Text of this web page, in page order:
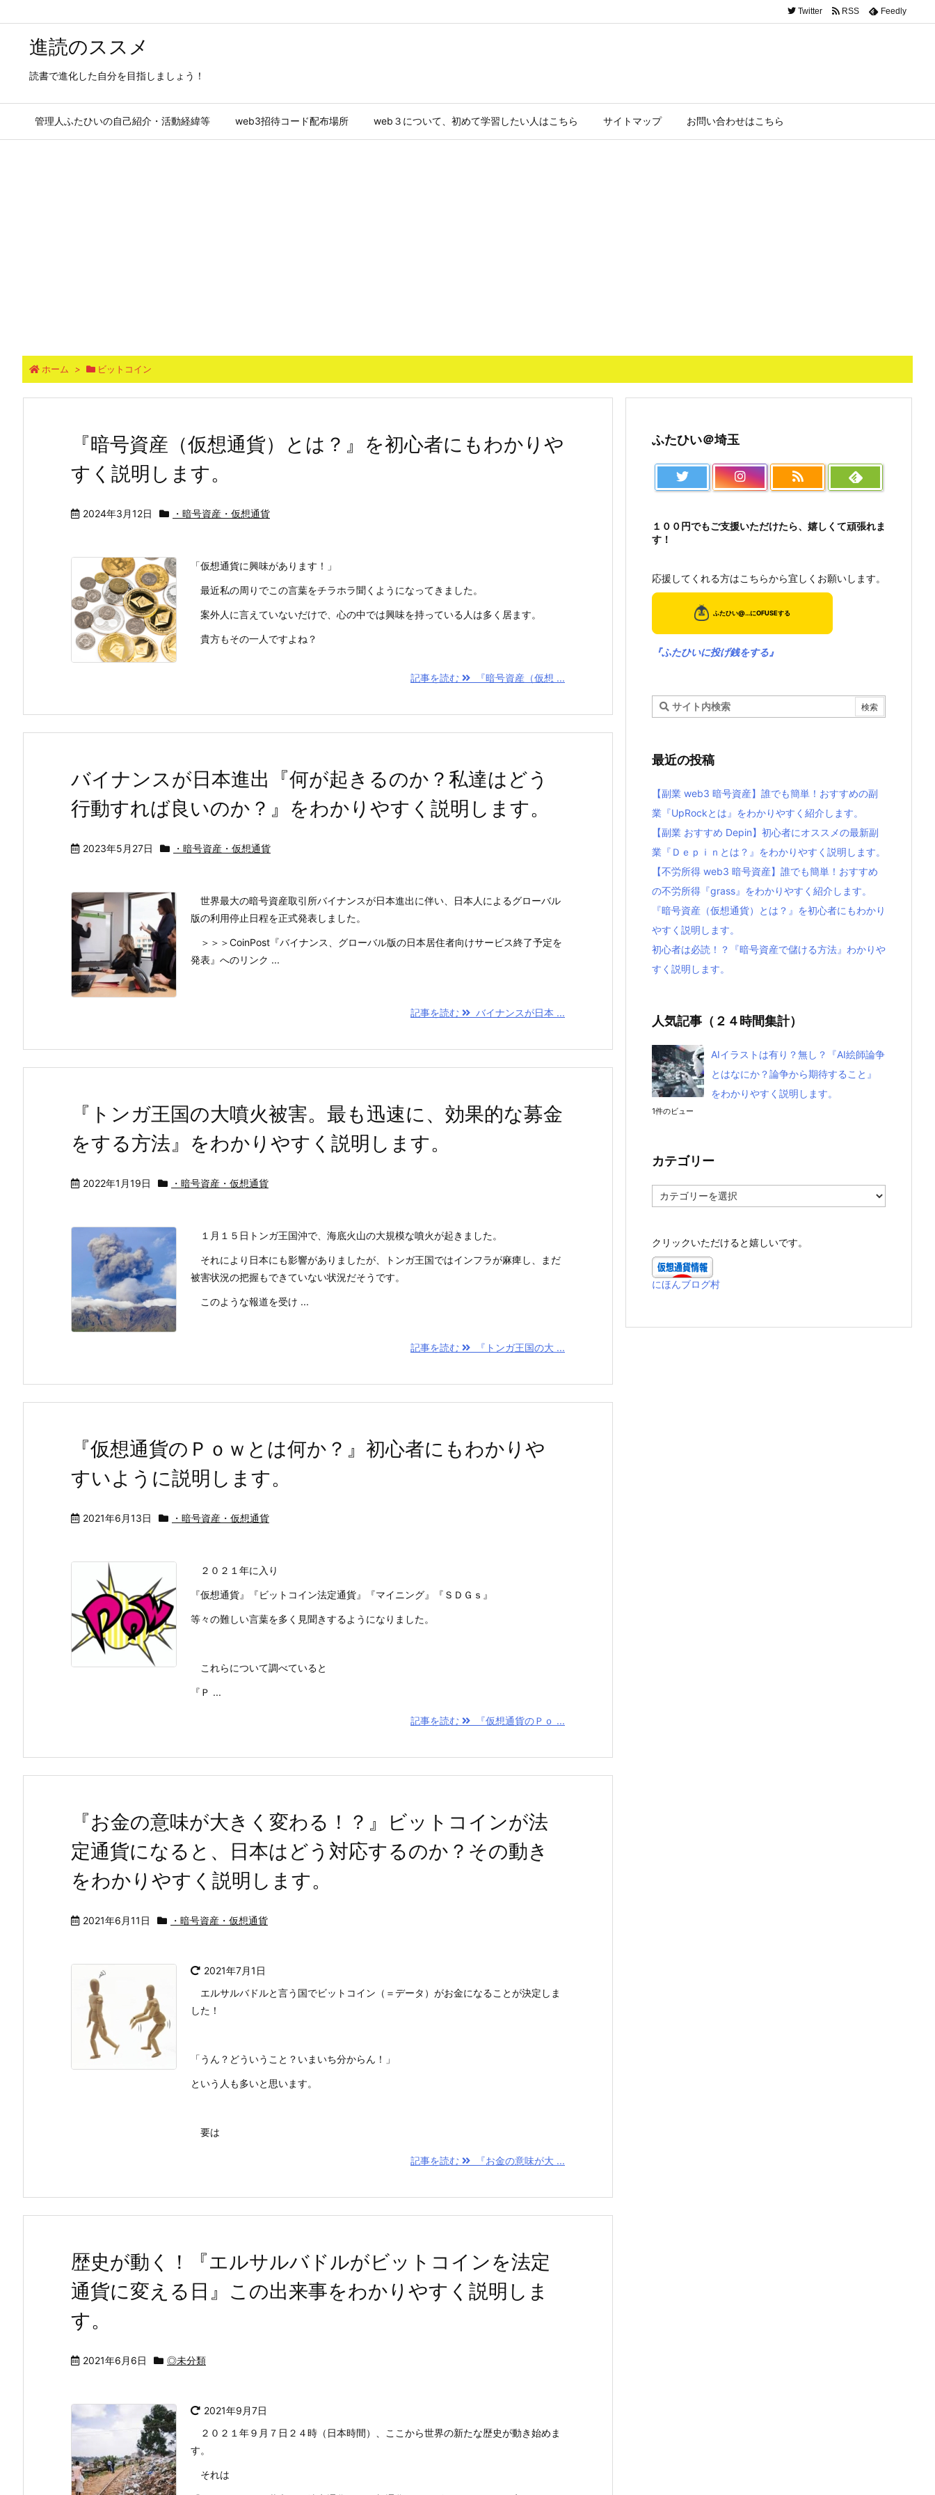
進読のススメ
読書で進化した自分を目指しましょう！
管理人ふたひいの自己紹介・活動経緯等 web3招待コード配布場所 web３について、初めて学習したい人はこちら サイトマップ お問い合わせはこちら
Twitter RSS Feedly
ホーム > ビットコイン
『暗号資産（仮想通貨）とは？』を初心者にもわかりや
すく説明します。
2024年3月12日 ・暗号資産・仮想通貨
「仮想通貨に興味があります！」
最近私の周りでこの言葉をチラホラ聞くようになってきました。
案外人に言えていないだけで、心の中では興味を持っている人は多く居ます。
貴方もその一人ですよね？
記事を読む 『暗号資産（仮想 ...
バイナンスが日本進出『何が起きるのか？私達はどう
行動すれば良いのか？』をわかりやすく説明します。
2023年5月27日 ・暗号資産・仮想通貨
世界最大の暗号資産取引所バイナンスが日本進出に伴い、日本人によるグローバル
版の利用停止日程を正式発表しました。
＞＞＞CoinPost『バイナンス、グローバル版の日本居住者向けサービス終了予定を
発表』へのリンク ...
記事を読む バイナンスが日本 ...
『トンガ王国の大噴火被害。最も迅速に、効果的な募金
をする方法』をわかりやすく説明します。
2022年1月19日 ・暗号資産・仮想通貨
１月１５日トンガ王国沖で、海底火山の大規模な噴火が起きました。
それにより日本にも影響がありましたが、トンガ王国ではインフラが麻痺し、まだ
被害状況の把握もできていない状況だそうです。
このような報道を受け ...
記事を読む 『トンガ王国の大 ...
『仮想通貨のＰｏｗとは何か？』初心者にもわかりや
すいように説明します。
2021年6月13日 ・暗号資産・仮想通貨
２０２１年に入り
『仮想通貨』『ビットコイン法定通貨』『マイニング』『ＳＤＧｓ』
等々の難しい言葉を多く見聞きするようになりました。
これらについて調べていると
『Ｐ ...
記事を読む 『仮想通貨のＰｏ ...
『お金の意味が大きく変わる！？』ビットコインが法
定通貨になると、日本はどう対応するのか？その動き
をわかりやすく説明します。
2021年6月11日 ・暗号資産・仮想通貨
2021年7月1日
エルサルバドルと言う国でビットコイン（＝データ）がお金になることが決定しま
した！
「うん？どういうこと？いまいち分からん！」
という人も多いと思います。
要は
記事を読む 『お金の意味が大 ...
歴史が動く！『エルサルバドルがビットコインを法定
通貨に変える日』この出来事をわかりやすく説明しま
す。
2021年6月6日 ◎未分類
2021年9月7日
２０２１年９月７日２４時（日本時間）、ここから世界の新たな歴史が動き始めま
す。
それは
ふたひい＠埼玉
１００円でもご支援いただけたら、嬉しくて頑張れま
す！
応援してくれる方はこちらから宜しくお願いします。
『ふたひいに投げ銭をする』
最近の投稿
【副業 web3 暗号資産】誰でも簡単！おすすめの副
業『UpRockとは』をわかりやすく紹介します。
【副業 おすすめ Depin】初心者にオススメの最新副
業『Ｄｅｐｉｎとは？』をわかりやすく説明します。
【不労所得 web3 暗号資産】誰でも簡単！おすすめ
の不労所得『grass』をわかりやすく紹介します。
『暗号資産（仮想通貨）とは？』を初心者にもわかり
やすく説明します。
初心者は必読！？『暗号資産で儲ける方法』わかりや
すく説明します。
人気記事（２４時間集計）
AIイラストは有り？無し？『AI絵師論争
とはなにか？論争から期待すること』
をわかりやすく説明します。
1件のビュー
カテゴリー
テ
ー
クリックいただけると嬉しいです。
にほんブログ村